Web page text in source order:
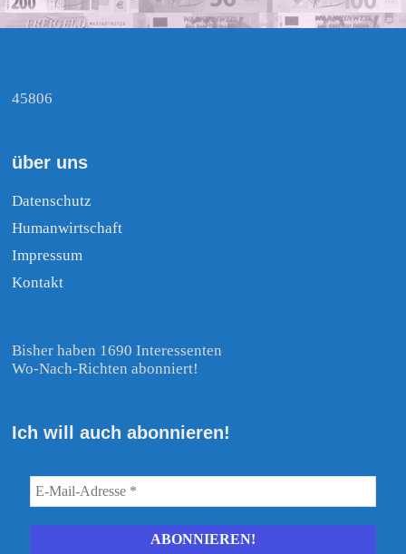
45806
über uns
Datenschutz
Humanwirtschaft
Impressum
Kontakt
Bisher haben 1690 Interessenten
Wo-Nach-Richten abonniert!
Ich will auch abonnieren!